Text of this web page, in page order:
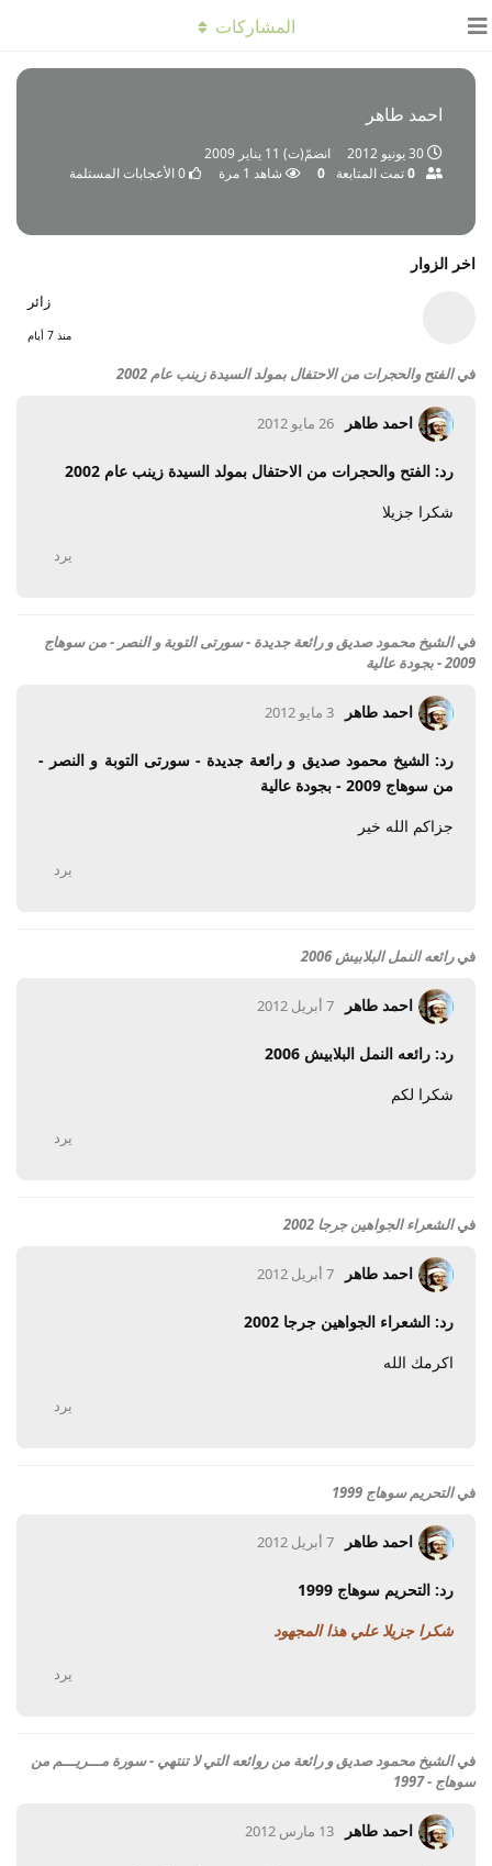
احمد طاهر
30 يونيو 2012 انضمّ(ت) 11 يناير 2009
0تمت المتابعة 0 شاهد 1 مرة 0الأعجابات المستلمة
المشاركات
اخر الزوار
زائر
منذ 7 أيام
فيالفتح والحجرات من الاحتفال بمولد السيدة زينب عام 2002
احمد طاهر 26 مايو 2012
رد: الفتح والحجرات من الاحتفال بمولد السيدة زينب عام 2002
شكرا جزيلا
يرد
فيالشيخ محمود صديق و رائعة جديدة - سورتى التوبة و النصر - من سوهاج
2009 - بجودة عالية
احمد طاهر 3 مايو 2012
رد: الشيخ محمود صديق و رائعة جديدة - سورتى التوبة و النصر -
من سوهاج 2009 - بجودة عالية
جزاكم الله خير
يرد
فيرائعه النمل البلابيش 2006
احمد طاهر 7 أبريل 2012
رد: رائعه النمل البلابيش 2006
شكرا لكم
يرد
فيالشعراء الجواهين جرجا 2002
احمد طاهر 7 أبريل 2012
رد: الشعراء الجواهين جرجا 2002
اكرمك الله
يرد
فيالتحريم سوهاج 1999
احمد طاهر 7 أبريل 2012
رد: التحريم سوهاج 1999
شكرا جزيلا علي هذا المجهود
يرد
فيالشيخ محمود صديق و رائعة من روائعه التي لا تنتهي - سورة مـــريـــم من
سوهاج - 1997
احمد طاهر 13 مارس 2012